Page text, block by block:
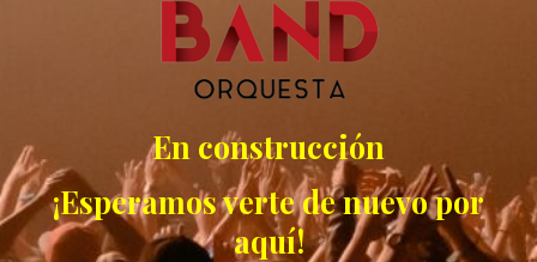
En construcción
¡Esperamos verte de nuevo por
aquí!